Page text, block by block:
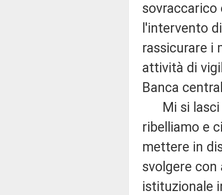
sovraccarico
l'intervento
rassicurare i
attività di
Banca
Mi si lasci
ribelliamo e
mettere in
svolgere
istituzionale